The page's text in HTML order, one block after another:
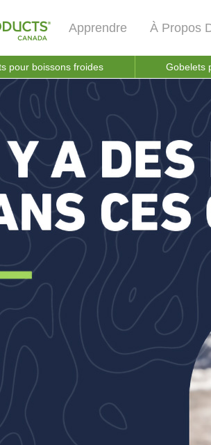
Apprendre À Propos
pour boissons froides Gobelets